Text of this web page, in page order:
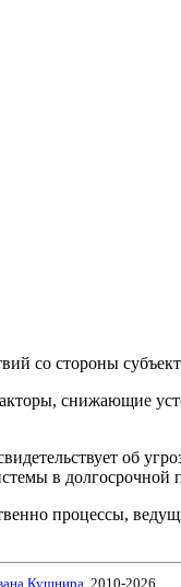
со стороны
снижающие
об
в долгосрочной
процессы,
Кушнира , 2010-2026